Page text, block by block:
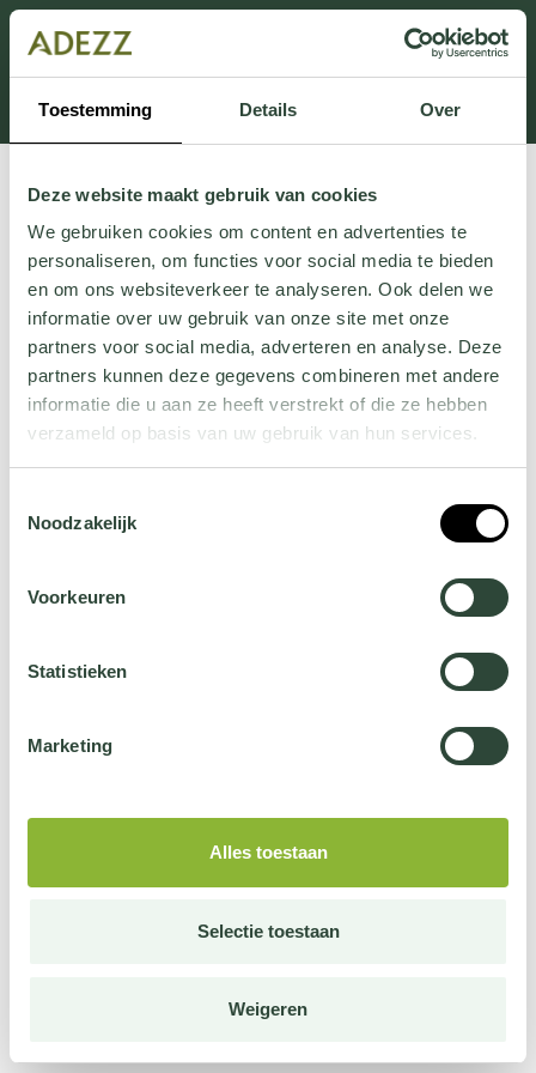
Toestemming Details Over
Deze website maakt gebruik van cookies
We gebruiken cookies om content en advertenties te
personaliseren, om functies voor social media te bieden
en om ons websiteverkeer te analyseren. Ook delen we
informatie over uw gebruik van onze site met onze
partners voor social media, adverteren en analyse. Deze
partners kunnen deze gegevens combineren met andere
informatie die u aan ze heeft verstrekt of die ze hebben
verzameld op basis van uw gebruik van hun services.
jehier.
Noodzakelijk
Voorkeuren
Statistieken
Marketing
Alles toestaan
Selectie toestaan
Weigeren
Dit onderdeel is momenteel in onderhoud.
Als je informatie mist kun je ons bellen +31 413 274
168 of mailen
Customersupport@adezz.com.